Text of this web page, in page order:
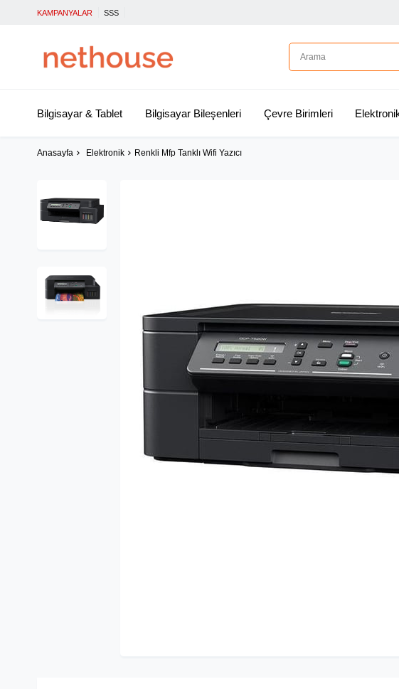
KAMPANYALAR SSS
Bilgisayar & Tablet Bilgisayar Bileşenleri Çevre Birimleri
Anasayfa Elektronik Renkli Mfp Tanklı Wifi Yazıcı